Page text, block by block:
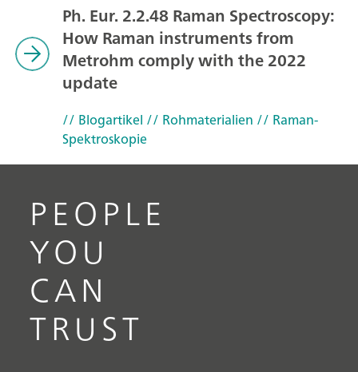
Ph. Eur. 2.2.48 Raman Spectroscopy:
How Raman instruments from
Metrohm comply with the 2022
update
// Blogartikel // Rohmaterialien // Raman-
Spektroskopie
PEOPLE
YOU
CAN
TRUST